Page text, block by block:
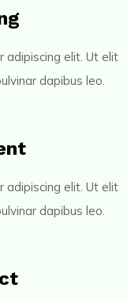
adipiscing elit. Ut elit
dapibus leo.
adipiscing elit. Ut elit
dapibus leo.